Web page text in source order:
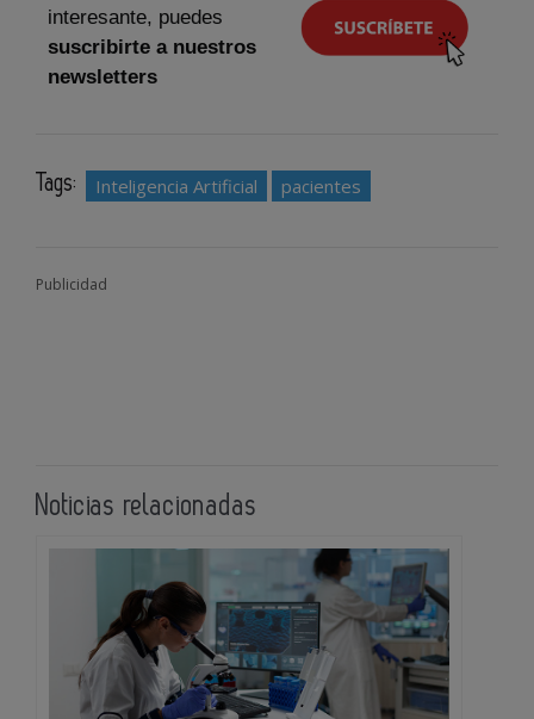
interesante, puedes
suscribirte a nuestros
newsletters
Tags: Inteligencia Artificial pacientes
Publicidad
Noticias relacionadas